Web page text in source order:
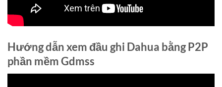
Hướng dẫn xem đầu ghi Dahua bằng P2P
phần mềm Gdmss